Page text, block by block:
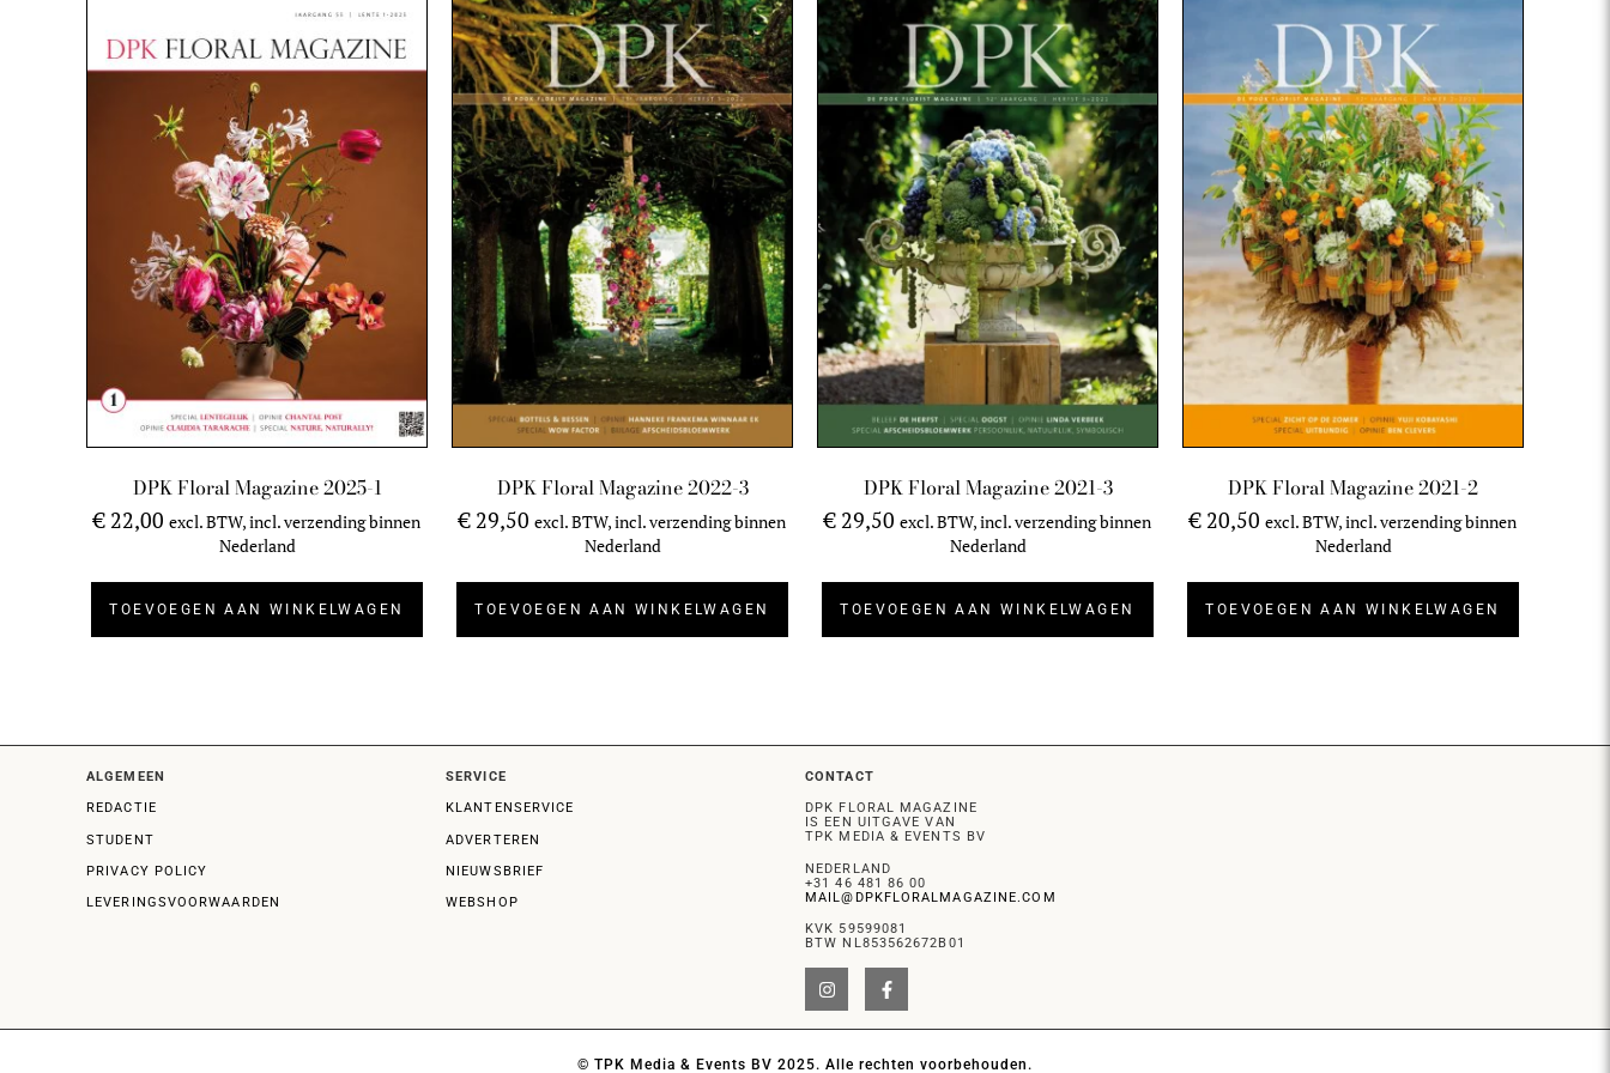
DPK Floral Magazine 2025-1
€ 22,00 excl. BTW, incl. verzending binnen
Nederland
TOEVOEGEN AAN WINKELWAGEN
DPK Floral Magazine 2022-3
€ 29,50 excl. BTW, incl. verzending binnen
Nederland
TOEVOEGEN AAN WINKELWAGEN
DPK Floral Magazine 2021-3
€ 29,50 excl. BTW, incl. verzending binnen
Nederland
TOEVOEGEN AAN WINKELWAGEN
DPK Floral Magazine 2021-2
€ 20,50 excl. BTW, incl. verzending binnen
Nederland
TOEVOEGEN AAN WINKELWAGEN
ALGEMEEN
REDACTIE
STUDENT
PRIVACY POLICY
LEVERINGSVOORWAARDEN
SERVICE
KLANTENSERVICE
ADVERTEREN
NIEUWSBRIEF
WEBSHOP
CONTACT
DPK FLORAL MAGAZINE
IS EEN UITGAVE VAN
TPK MEDIA & EVENTS BV
NEDERLAND
+31 46 481 86 00
MAIL@DPKFLORALMAGAZINE.COM
KVK 59599081
BTW NL853562672B01
© TPK Media & Events BV 2025. Alle rechten voorbehouden.